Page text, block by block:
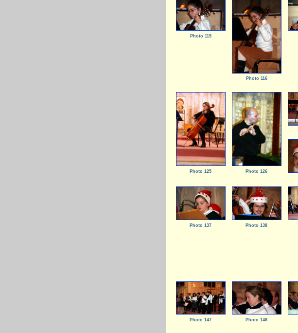
Photo 115
Photo 116
Photo 125 Photo 126
Photo 137 Photo 138
Photo 147 Photo 148